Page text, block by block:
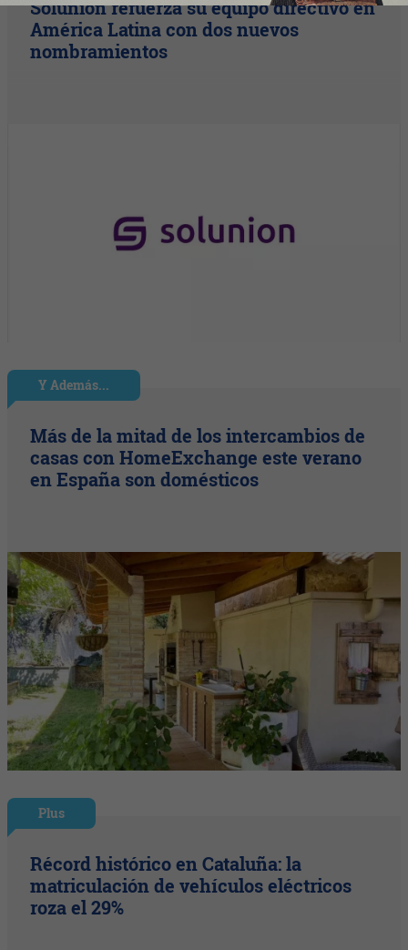
Solunion refuerza su equipo directivo en
América Latina con dos nuevos
nombramientos
Y Además...
Más de la mitad de los intercambios de
casas con HomeExchange este verano
en España son domésticos
Plus
Récord histórico en Cataluña: la
matriculación de vehículos eléctricos
roza el 29%